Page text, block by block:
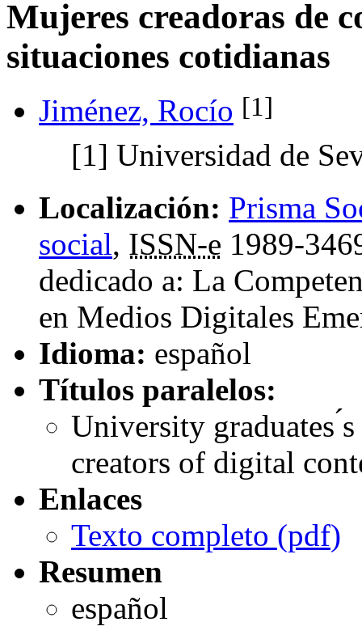
Mujeres creadoras de
situaciones cotidianas
Jiménez, Rocío [1]
[1] Universidad de
Localización: Prisma
social, ISSN-e 1989-
dedicado a: La
en Medios Digitales
Idioma: español
Títulos paralelos:
University graduates
creators of digital
Enlaces
Texto completo (pdf)
Resumen
español